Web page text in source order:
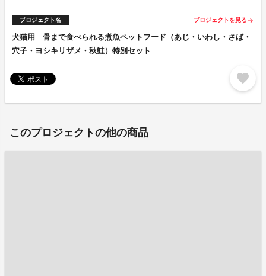
プロジェクト名 プロジェクトを見る arrow_forward
犬猫用 骨まで食べられる煮魚ペットフード（あじ・いわし・さば・
穴子・ヨシキリザメ・秋鮭）特別セット
favorite
このプロジェクトの他の商品